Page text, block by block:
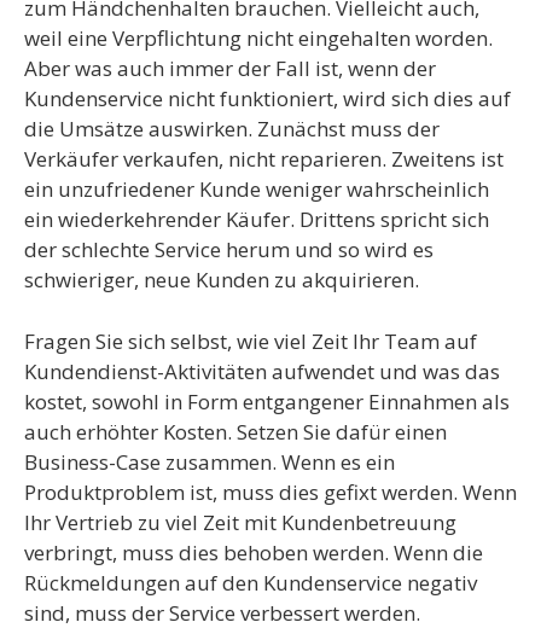
zum Händchenhalten brauchen. Vielleicht auch,
weil eine Verpflichtung nicht eingehalten worden.
Aber was auch immer der Fall ist, wenn der
Kundenservice nicht funktioniert, wird sich dies auf
die Umsätze auswirken. Zunächst muss der
Verkäufer verkaufen, nicht reparieren. Zweitens ist
ein unzufriedener Kunde weniger wahrscheinlich
ein wiederkehrender Käufer. Drittens spricht sich
der schlechte Service herum und so wird es
schwieriger, neue Kunden zu akquirieren.
Fragen Sie sich selbst, wie viel Zeit Ihr Team auf
Kundendienst-Aktivitäten aufwendet und was das
kostet, sowohl in Form entgangener Einnahmen als
auch erhöhter Kosten. Setzen Sie dafür einen
Business-Case zusammen. Wenn es ein
Produktproblem ist, muss dies gefixt werden. Wenn
Ihr Vertrieb zu viel Zeit mit Kundenbetreuung
verbringt, muss dies behoben werden. Wenn die
Rückmeldungen auf den Kundenservice negativ
sind, muss der Service verbessert werden.